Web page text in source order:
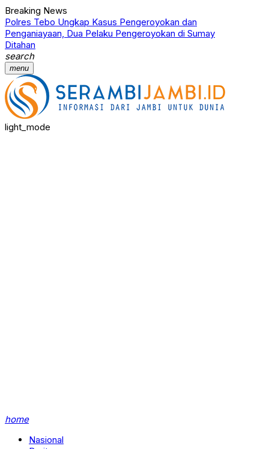
Breaking News
Polres Tebo Ungkap Kasus Pengeroyokan dan
Penganiayaan, Dua Pelaku Pengeroyokan di Sumay
Ditahan
search
menu
light_mode
home
Nasional